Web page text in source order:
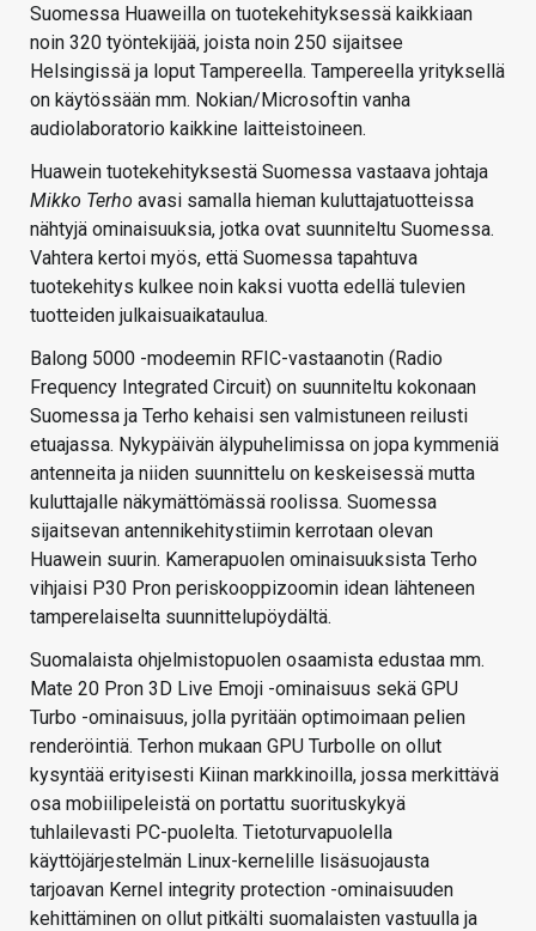
Suomessa Huaweilla on tuotekehityksessä kaikkiaan
noin 320 työntekijää, joista noin 250 sijaitsee
Helsingissä ja loput Tampereella. Tampereella yrityksellä
on käytössään mm. Nokian/Microsoftin vanha
audiolaboratorio kaikkine laitteistoineen.
Huawein tuotekehityksestä Suomessa vastaava johtaja
Mikko Terho avasi samalla hieman kuluttajatuotteissa
nähtyjä ominaisuuksia, jotka ovat suunniteltu Suomessa.
Vahtera kertoi myös, että Suomessa tapahtuva
tuotekehitys kulkee noin kaksi vuotta edellä tulevien
tuotteiden julkaisuaikataulua.
Balong 5000 -modeemin RFIC-vastaanotin (Radio
Frequency Integrated Circuit) on suunniteltu kokonaan
Suomessa ja Terho kehaisi sen valmistuneen reilusti
etuajassa. Nykypäivän älypuhelimissa on jopa kymmeniä
antenneita ja niiden suunnittelu on keskeisessä mutta
kuluttajalle näkymättömässä roolissa. Suomessa
sijaitsevan antennikehitystiimin kerrotaan olevan
Huawein suurin. Kamerapuolen ominaisuuksista Terho
vihjaisi P30 Pron periskooppizoomin idean lähteneen
tamperelaiselta suunnittelupöydältä.
Suomalaista ohjelmistopuolen osaamista edustaa mm.
Mate 20 Pron 3D Live Emoji -ominaisuus sekä GPU
Turbo -ominaisuus, jolla pyritään optimoimaan pelien
renderöintiä. Terhon mukaan GPU Turbolle on ollut
kysyntää erityisesti Kiinan markkinoilla, jossa merkittävä
osa mobiilipeleistä on portattu suorituskykyä
tuhlailevasti PC-puolelta. Tietoturvapuolella
käyttöjärjestelmän Linux-kernelille lisäsuojausta
tarjoavan Kernel integrity protection -ominaisuuden
kehittäminen on ollut pitkälti suomalaisten vastuulla ja